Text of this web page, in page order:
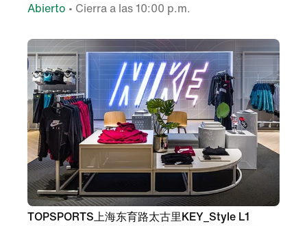
Abierto • Cierra a las 10:00 p.m.
TOPSPORTS上海东育路太古里KEY_Style L1